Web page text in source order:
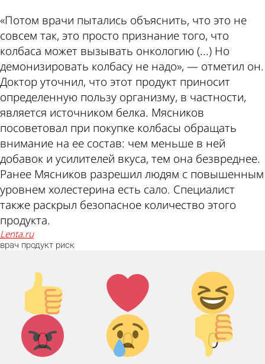
«Потом врачи пытались объяснить, что это не
совсем так, это просто признание того, что
колбаса может вызывать онкологию (...) Но
демонизировать колбасу не надо», — отметил он.
Доктор уточнил, что этот продукт приносит
определенную пользу организму, в частности,
является источником белка. Мясников
посоветовал при покупке колбасы обращать
внимание на ее состав: чем меньше в ней
добавок и усилителей вкуса, тем она безвреднее.
Ранее Мясников разрешил людям с повышенным
уровнем холестерина есть сало. Специалист
также раскрыл безопасное количество этого
продукта.
lenta.ru
врач продукт риск
Палец
вверх!
0
Лайк!
0
Дикий
смех!
0
Агрессия!
Грусть :
(
Палец
вниз!